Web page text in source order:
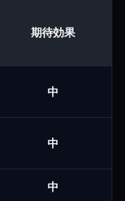
期待効果
中
中
中